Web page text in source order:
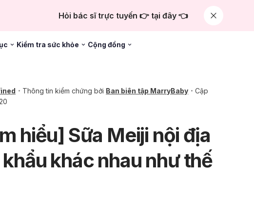
Hỏi bác sĩ trực tuyến 👉 tại đây 👈
Kiểm tra sức khỏe Cộng đồng
Thông tin kiểm chứng bởi Ban biên tập MarryBaby
Cập
hiểu] Sữa Meiji nội địa
khác nhau như thế